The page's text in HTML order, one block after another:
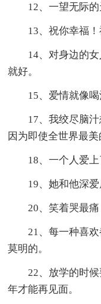
12、一望无际的
13、祝你幸福！
14、对身边的女
就好。
15、爱情就像喝
17、我绞尽脑汁
因为即使全世界最美
18、一个人爱上
19、她和他深爱
20、笑着哭最痛
21、每一种喜欢
莫明的。
22、放学的时候
年才能再见面。